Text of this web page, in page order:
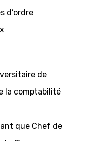
d’ordre
de
la comptabilité
que Chef de